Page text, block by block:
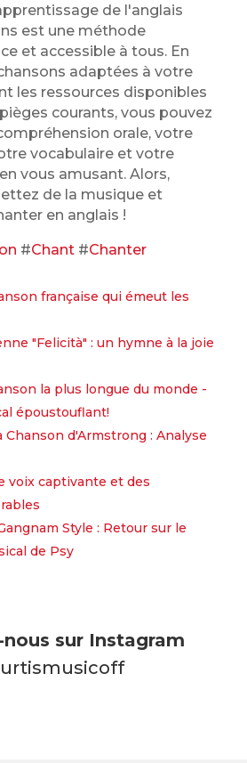
de l'anglais
est une méthode
et accessible à tous. En
adaptées à votre
les ressources disponibles
courants, vous pouvez
orale, votre
vocabulaire et votre
vous amusant. Alors,
de la musique et
en anglais !
#Chant#Chanter
française qui émeut les
"Felicità" : un hymne à la joie
la plus longue du monde -
époustouflant!
Chanson d'Armstrong : Analyse
voix captivante et des
Style : Retour sur le
de Psy
sur Instagram